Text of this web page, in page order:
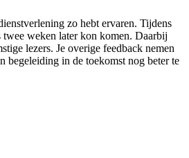
zo hebt ervaren. Tijdens
twee weken later kon komen. Daarbij
lezers. Je overige feedback nemen
begeleiding in de toekomst nog beter te